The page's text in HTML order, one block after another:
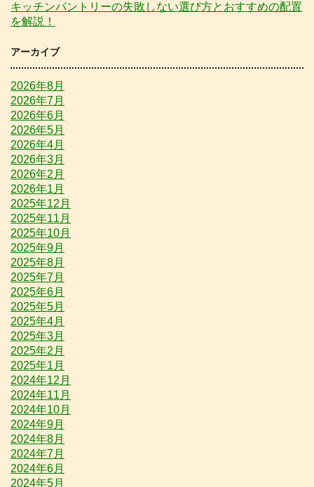
キッチンパントリーの失敗しない選び方とおすすめの配置
を解説！
アーカイブ
2026年8月
2026年7月
2026年6月
2026年5月
2026年4月
2026年3月
2026年2月
2026年1月
2025年12月
2025年11月
2025年10月
2025年9月
2025年8月
2025年7月
2025年6月
2025年5月
2025年4月
2025年3月
2025年2月
2025年1月
2024年12月
2024年11月
2024年10月
2024年9月
2024年8月
2024年7月
2024年6月
2024年5月